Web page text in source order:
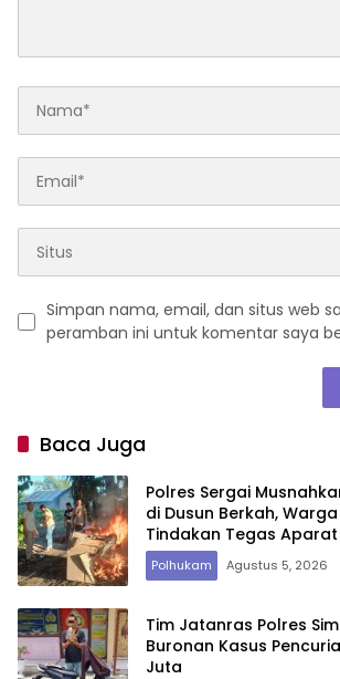
Simpan nama, email, dan situs web
peramban ini untuk komentar saya
Baca Juga
Polres Sergai
di Dusun Berkah,
Tindakan Tegas Aparat
Polhukam Agustus 5, 2026
Tim Jatanras Polres
Buronan Kasus
Juta